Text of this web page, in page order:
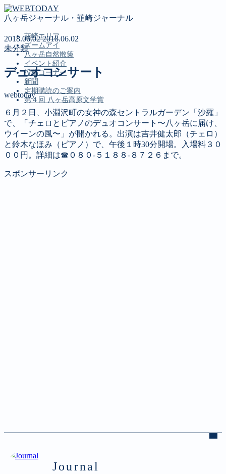
八ヶ岳ジャーナル・韮崎ジャーナル
韮崎エリア
ズームアイ
八ヶ岳自然散策
イベント紹介
投稿コーナー
新聞
定期購読のご案内
第４回 八ヶ岳高原文学賞
MENU
韮崎エリア
ズームアイ
イベント紹介
2018.06.022018.06.02
未分類
デュオコンサート
webtoday
６月２日、小淵沢町の女神の森セントラルガーデン「沙羅」
で、「チェロとピアノのデュオコンサート〜八ヶ岳に届け、
ウイーンの風〜」が開かれる。出演は吉井健太郎（チェロ）
と鈴木なほみ（ピアノ）で、午後１時30分開場。入場料３０
００円。詳細は☎０８０‐５１８８‐８７２６まで。
スポンサーリンク
Journal